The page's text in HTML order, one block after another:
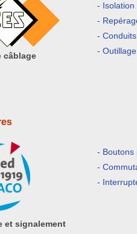
câblage
- Isolation
-
-
-
et signalement
- Boutons
-
-